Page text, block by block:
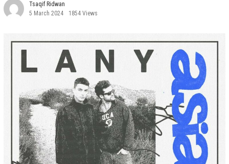
Tsaqif Ridwan
5 March 2024
1854 Views